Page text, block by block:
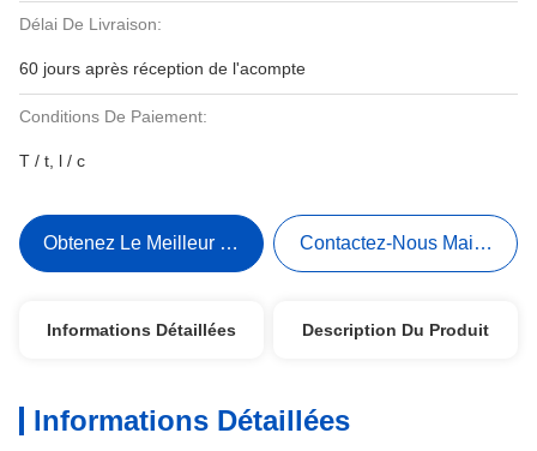
Délai De Livraison:
60 jours après réception de l'acompte
Conditions De Paiement:
T / t, l / c
Obtenez Le Meilleur Prix Contactez-Nous Maintenant
Informations Détaillées Description Du Produit
Informations Détaillées